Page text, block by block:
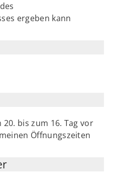
ergeben kann
bis zum 16. Tag vor
Öffnungszeiten